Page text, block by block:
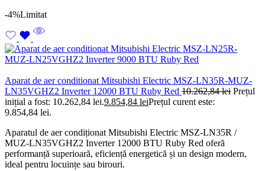
-4%Limitat
Aparat de aer conditionat Mitsubishi Electric MSZ-LN35R-MUZ-
LN35VGHZ2 Inverter 12000 BTU Ruby Red 10.262,84lei Prețul
inițial a fost: 10.262,84 lei.9.854,84 leiPrețul curent este:
9.854,84 lei.
Aparatul de aer condiționat Mitsubishi Electric MSZ-LN35R /
MUZ-LN35VGHZ2 Inverter 12000 BTU Ruby Red oferă
performanță superioară, eficiență energetică și un design modern,
ideal pentru locuințe sau birouri.